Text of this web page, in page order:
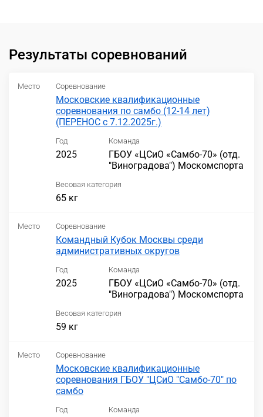
Результаты соревнований
Место Соревнование
Московские квалификационные
соревнования по самбо (12-14 лет)
(ПЕРЕНОС с 7.12.2025г.)
Год
2025
Команда
ГБОУ «ЦСиО «Самбо-70» (отд.
"Виноградова") Москомспорта
Весовая категория
65 кг
Место Соревнование
Командный Кубок Москвы среди
административных округов
Год
2025
Команда
ГБОУ «ЦСиО «Самбо-70» (отд.
"Виноградова") Москомспорта
Весовая категория
59 кг
Место Соревнование
Московские квалификационные
соревнования ГБОУ "ЦСиО "Самбо-70" по
самбо
Год Команда